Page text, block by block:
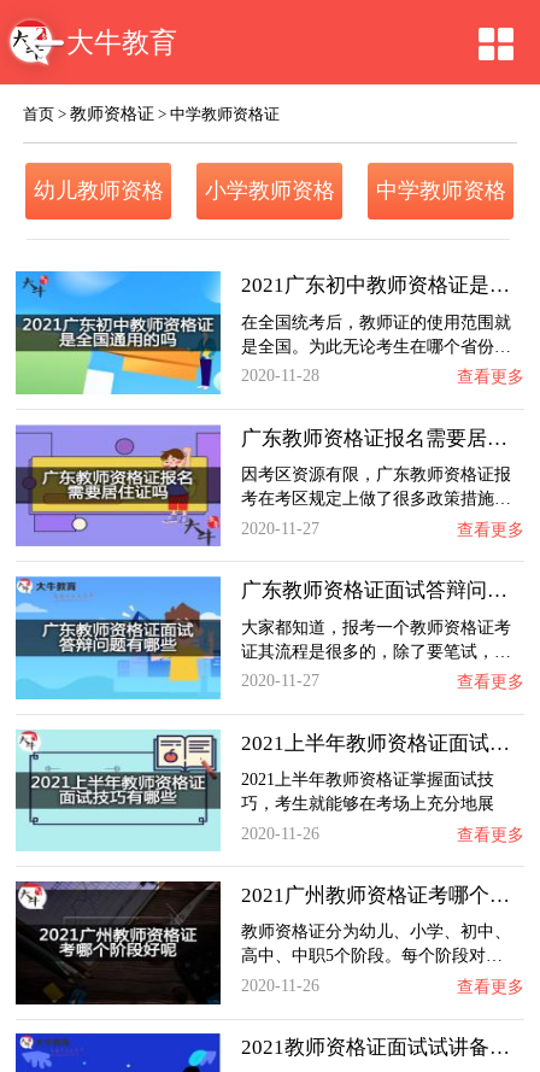
大牛教育
首页 >教师资格证 >中学教师资格证
幼儿教师资格
证
小学教师资格
证
中学教师资格
证
2021广东初中教师资格证是全国通用的吗？
在全国统考后，教师证的使用范围就
是全国。为此无论考生在哪个省份…
2020-11-28
查看更多
广东教师资格证报名需要居住证吗？
因考区资源有限，广东教师资格证报
考在考区规定上做了很多政策措施…
2020-11-27
查看更多
广东教师资格证面试答辩问题有哪些？
大家都知道，报考一个教师资格证考
证其流程是很多的，除了要笔试，…
2020-11-27
查看更多
2021上半年教师资格证面试技巧有哪些？
2021上半年教师资格证掌握面试技
巧，考生就能够在考场上充分地展
现…
2020-11-26 查看更多
2021广州教师资格证考哪个阶段好呢？
教师资格证分为幼儿、小学、初中、
高中、中职5个阶段。每个阶段对…
2020-11-26
查看更多
2021教师资格证面试试讲备考效率如何提升？